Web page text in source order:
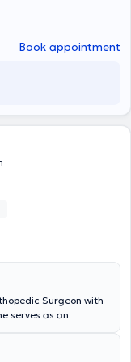
- Osteoporosis
Athens. He is also a
the Hellenic Pain
and published in
Book appointment
Surgeon with
serves as an
having
Hospital "Agia